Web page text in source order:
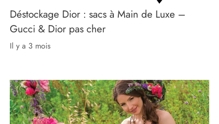
Déstockage Dior : sacs à Main de Luxe –
Gucci & Dior pas cher
il y a 3 mois